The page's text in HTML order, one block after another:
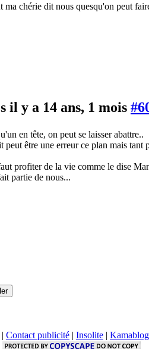
ma chérie dit nous quesqu'on peut
il y a 14 ans, 1 mois
en tête, on peut se laisser abattre..
peut être une erreur ce plan mais tant
profiter de la vie comme le dise
partie de nous...
| Contact publicité | Insolite | Kamablog